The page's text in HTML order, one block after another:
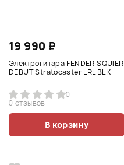
19 990 ₽
Электрогитара FENDER SQUIER
DEBUT Stratocaster LRL BLK
0
0 отзывов
В корзину